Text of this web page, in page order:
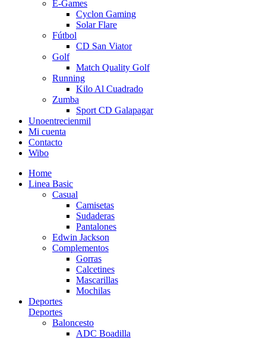
E-Games
Cyclon Gaming
Solar Flare
Fútbol
CD San Viator
Golf
Match Quality Golf
Running
Kilo Al Cuadrado
Zumba
Sport CD Galapagar
Unoentrecienmil
Mi cuenta
Contacto
Wibo
Home
Linea Basic
Casual
Camisetas
Sudaderas
Pantalones
Edwin Jackson
Complementos
Gorras
Calcetines
Mascarillas
Mochilas
Deportes
Deportes
Baloncesto
ADC Boadilla